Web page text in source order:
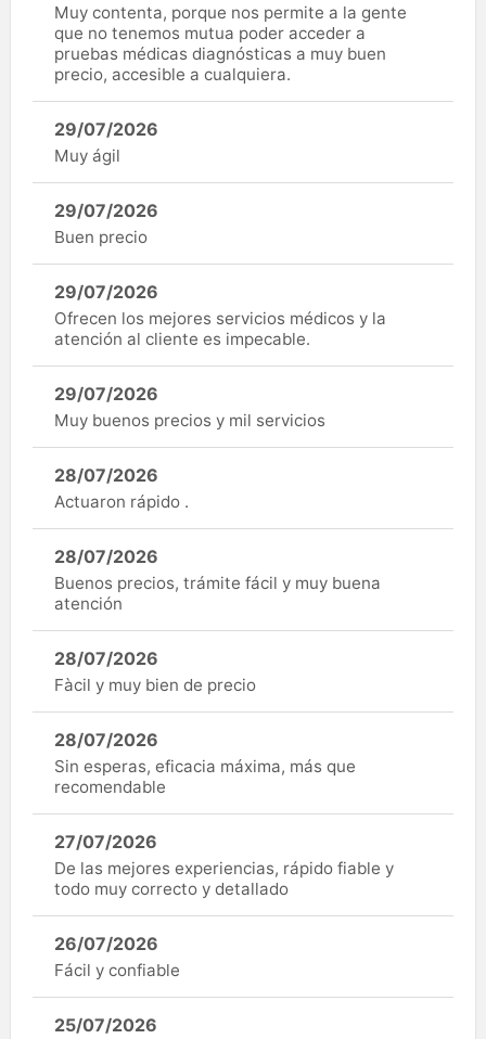
Muy contenta, porque nos permite a la gente
que no tenemos mutua poder acceder a
pruebas médicas diagnósticas a muy buen
precio, accesible a cualquiera.
29/07/2026
Muy ágil
29/07/2026
Buen precio
29/07/2026
Ofrecen los mejores servicios médicos y la
atención al cliente es impecable.
29/07/2026
Muy buenos precios y mil servicios
28/07/2026
Actuaron rápido .
28/07/2026
Buenos precios, trámite fácil y muy buena
atención
28/07/2026
Fàcil y muy bien de precio
28/07/2026
Sin esperas, eficacia máxima, más que
recomendable
27/07/2026
De las mejores experiencias, rápido fiable y
todo muy correcto y detallado
26/07/2026
Fácil y confiable
25/07/2026